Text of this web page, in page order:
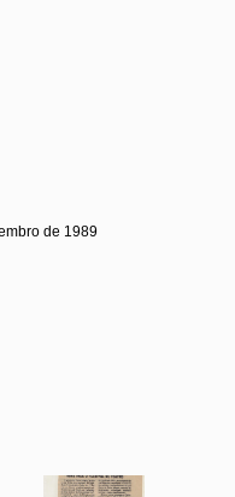
de 1989